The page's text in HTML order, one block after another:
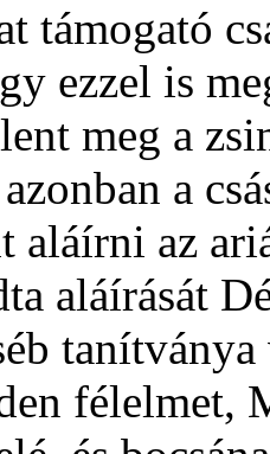
támogató
ezzel is
meg a
a
aláírni az
aláírását
félelmet,